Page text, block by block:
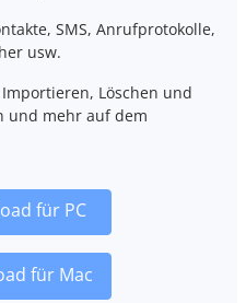
SMS, Anrufprotokolle,
usw.
Löschen und
und mehr auf dem
für PC
für Mac